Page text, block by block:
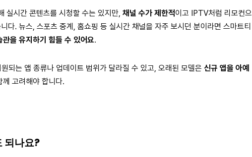
실시간 콘텐츠를 시청할 수는 있지만, 채널 수가 제한적이고 IPTV처럼 리모컨으
다. 뉴스, 스포츠 중계, 홈쇼핑 등 실시간 채널을 자주 보시던 분이라면 스마트티
관을 유지하기 힘들 수 있어요.
되는 앱 종류나 업데이트 범위가 달라질 수 있고, 오래된 모델은 신규 앱을 아예
고려해야 합니다.
되나요?